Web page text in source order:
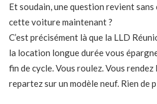
Et soudain, une question revient sans
cette voiture maintenant ?
C’est précisément là que la LLD
la location longue durée vous
fin de cycle. Vous roulez. Vous
repartez sur un modèle neuf. Rien de